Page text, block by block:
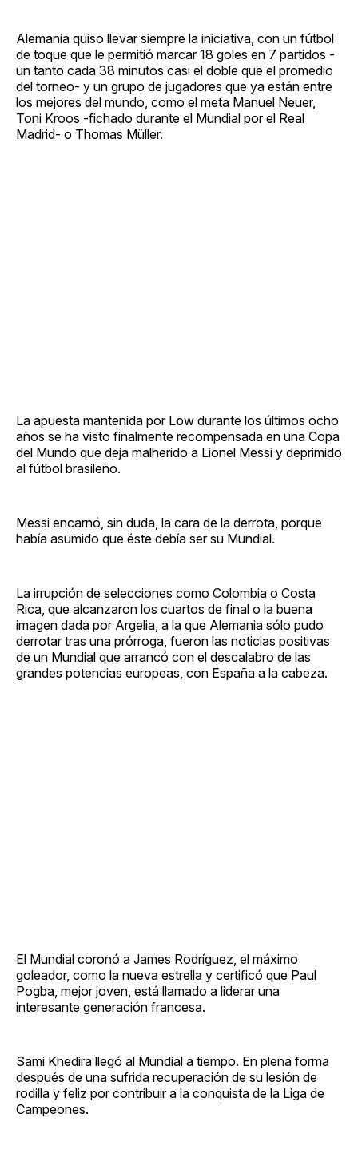
Alemania quiso llevar siempre la iniciativa, con un fútbol
de toque que le permitió marcar 18 goles en 7 partidos -
un tanto cada 38 minutos casi el doble que el promedio
del torneo- y un grupo de jugadores que ya están entre
los mejores del mundo, como el meta Manuel Neuer,
Toni Kroos -fichado durante el Mundial por el Real
Madrid- o Thomas Müller.
La apuesta mantenida por Löw durante los últimos ocho
años se ha visto finalmente recompensada en una Copa
del Mundo que deja malherido a Lionel Messi y deprimido
al fútbol brasileño.
Messi encarnó, sin duda, la cara de la derrota, porque
había asumido que éste debía ser su Mundial.
La irrupción de selecciones como Colombia o Costa
Rica, que alcanzaron los cuartos de final o la buena
imagen dada por Argelia, a la que Alemania sólo pudo
derrotar tras una prórroga, fueron las noticias positivas
de un Mundial que arrancó con el descalabro de las
grandes potencias europeas, con España a la cabeza.
El Mundial coronó a James Rodríguez, el máximo
goleador, como la nueva estrella y certificó que Paul
Pogba, mejor joven, está llamado a liderar una
interesante generación francesa.
Sami Khedira llegó al Mundial a tiempo. En plena forma
después de una sufrida recuperación de su lesión de
rodilla y feliz por contribuir a la conquista de la Liga de
Campeones.